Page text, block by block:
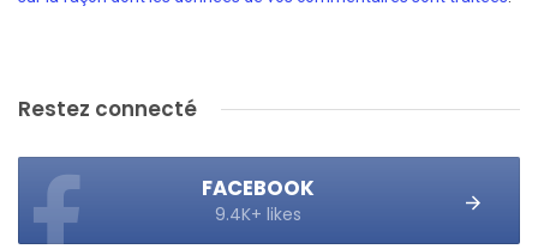
Restez connecté
FACEBOOK
9.4K+ likes